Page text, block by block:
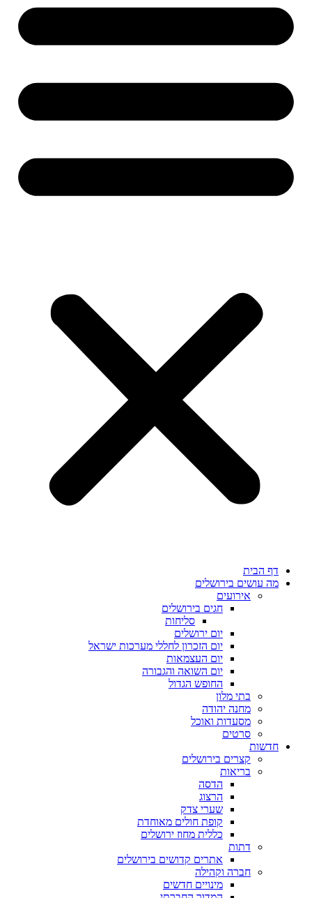
דף הבית
מה עושים בירושלים
אירועים
חגים בירושלים
סליחות
יום ירושלים
יום הזכרון לחללי מערכות ישראל
יום העצמאות
יום השואה והגבורה
החופש הגדול
בתי מלון
מחנה יהודה
מסעדות ואוכל
סרטים
חדשות
קצרים בירושלים
בריאות
הדסה
הרצוג
שערי צדק
קופת חולים מאוחדת
כללית מחוז ירושלים
דתות
אתרים קדושים בירושלים
חברה וקהילה
מינויים חדשים